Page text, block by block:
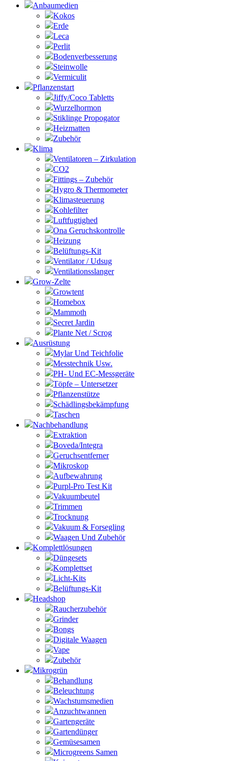
Anbaumedien
Kokos
Erde
Leca
Perlit
Bodenverbesserung
Steinwolle
Vermiculit
Pflanzenstart
Jiffy/Coco Tabletts
Wurzelhormon
Stiklinge Propogator
Heizmatten
Zubehör
Klima
Ventilatoren – Zirkulation
CO2
Fittings – Zubehör
Hygro & Thermometer
Klimasteuerung
Kohlefilter
Luftfugtighed
Ona Geruchskontrolle
Heizung
Belüftungs-Kit
Ventilator / Udsug
Ventilationsslanger
Grow-Zelte
Growtent
Homebox
Mammoth
Secret Jardin
Plante Net / Scrog
Ausrüstung
Mylar Und Teichfolie
Messtechnik Usw.
PH- Und EC-Messgeräte
Töpfe – Untersetzer
Pflanzenstütze
Schädlingsbekämpfung
Taschen
Nachbehandlung
Extraktion
Boveda/Integra
Geruchsentferner
Mikroskop
Aufbewahrung
Purpl-Pro Test Kit
Vakuumbeutel
Trimmen
Trocknung
Vakuum & Forsegling
Waagen Und Zubehör
Komplettlösungen
Düngesets
Komplettset
Licht-Kits
Belüftungs-Kit
Headshop
Raucherzubehör
Grinder
Bongs
Digitale Waagen
Vape
Zubehör
Mikrogrün
Behandlung
Beleuchtung
Wachstumsmedien
Anzuchtwannen
Gartengeräte
Gartendünger
Gemüsesamen
Microgreens Samen